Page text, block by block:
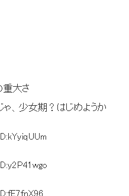
大さ
期？はじめようか